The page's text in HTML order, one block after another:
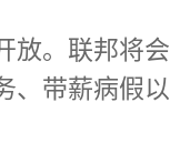
放。联邦将会
、带薪病假以